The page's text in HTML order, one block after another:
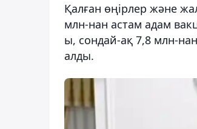
Қалған өңірлер және
млн-нан астам адам
ы, сондай-ақ 7,8 млн-
алды.